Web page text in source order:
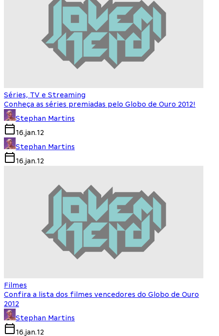
Séries, TV e Streaming
Conheça as séries premiadas pelo Globo de Ouro 2012!
Stephan Martins
16.jan.12
Stephan Martins
16.jan.12
Filmes
Confira a lista dos filmes vencedores do Globo de Ouro
2012
Stephan Martins
16.jan.12